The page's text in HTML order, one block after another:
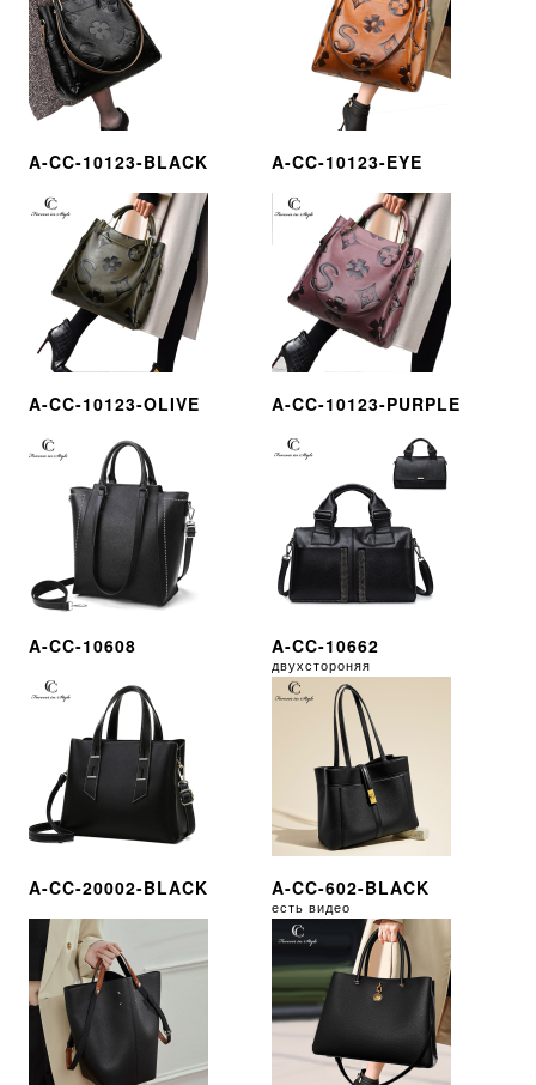
A-CC-10123-BLACK A-CC-10123-EYE
A-CC-10123-OLIVE A-CC-10123-PURPLE
A-CC-10608 A-CC-10662
двухстороняя
A-CC-20002-BLACK A-CC-602-BLACK
есть видео